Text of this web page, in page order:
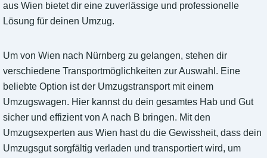
aus Wien bietet dir eine zuverlässige und professionelle
Lösung für deinen Umzug.
Um von Wien nach Nürnberg zu gelangen, stehen dir
verschiedene Transportmöglichkeiten zur Auswahl. Eine
beliebte Option ist der Umzugstransport mit einem
Umzugswagen. Hier kannst du dein gesamtes Hab und Gut
sicher und effizient von A nach B bringen. Mit den
Umzugsexperten aus Wien hast du die Gewissheit, dass dein
Umzugsgut sorgfältig verladen und transportiert wird, um